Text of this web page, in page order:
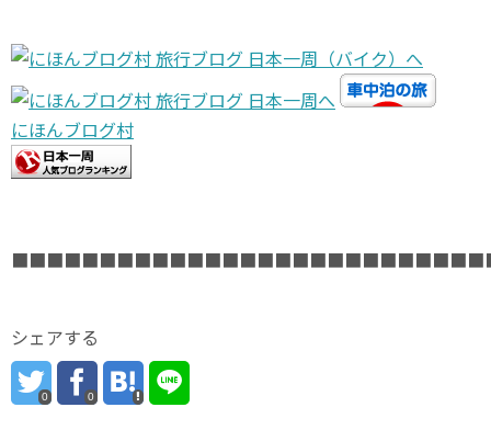
にほんブログ村
シェアする
0 0